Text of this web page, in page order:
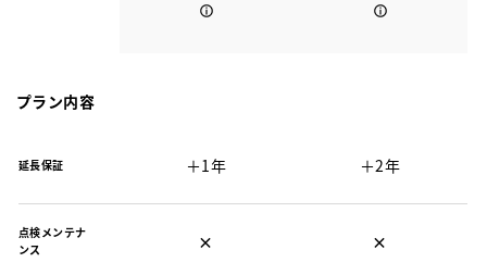
プラン内容
延長保証 ＋1年 ＋2年
点検メンテナ
ンス
× ×